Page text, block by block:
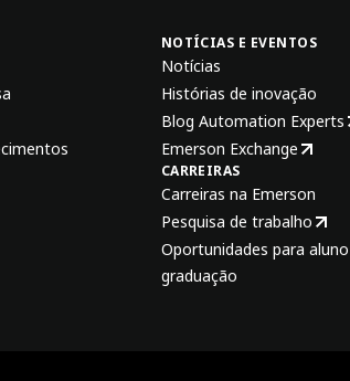
NOTÍCIAS E EVENTOS
Notícias
Histórias de inovação
Blog Automation Experts
Emerson Exchange
CARREIRAS
Carreiras na Emerson
Pesquisa de trabalho
Oportunidades para
graduação